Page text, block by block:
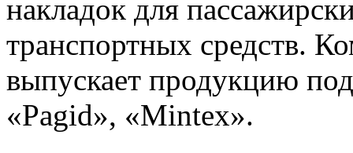
накладок для
транспортных средств.
выпускает продукцию
«Pagid», «Mintex».